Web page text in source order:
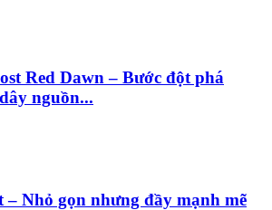
Red Dawn – Bước đột phá
nguồn...
– Nhỏ gọn nhưng đầy mạnh mẽ